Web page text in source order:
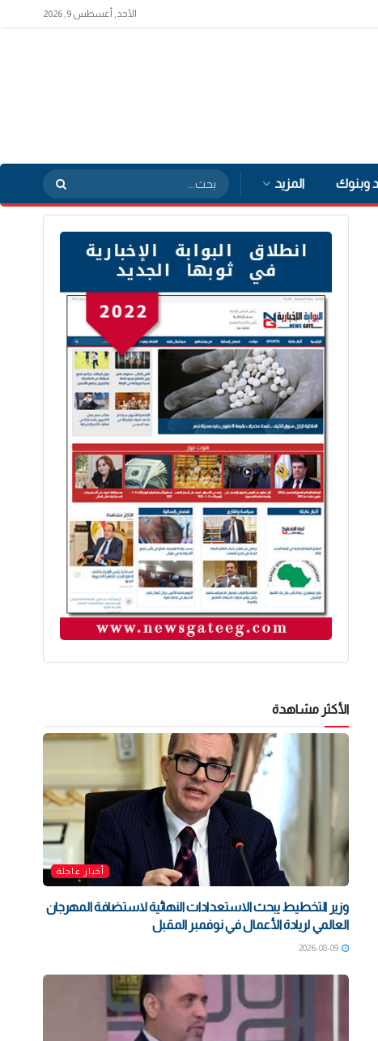
الأحد, أغسطس 9, 2026
وبنوك المزيد
الأكثر مشاهدة
أخبار عاجلة
وزير التخطيط يبحث الاستعدادات النهائية لاستضافة المهرجان
العالمي لريادة الأعمال في نوفمبر المقبل
2026-08-09